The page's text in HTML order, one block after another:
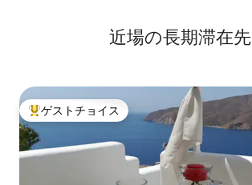
近場の長期滞在先
大好評のゲストチョイスです。
ゲストチョイス